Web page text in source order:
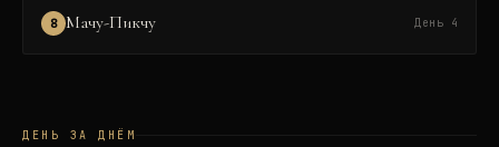
8 Мачу-Пикчу День 4
ДЕНЬ ЗА ДНЁМ